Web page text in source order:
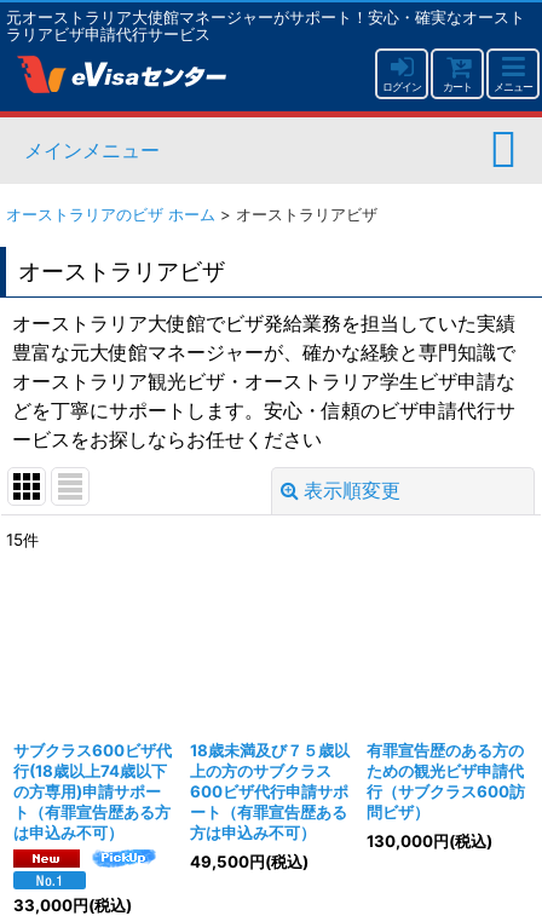
元オーストラリア大使館マネージャーがサポート！安心・確実なオースト
ラリアビザ申請代行サービス
ログイン カート メニュー
メインメニュー
オーストラリアのビザ ホーム > オーストラリアビザ
オーストラリアビザ
オーストラリア大使館でビザ発給業務を担当していた実績
豊富な元大使館マネージャーが、確かな経験と専門知識で
オーストラリア観光ビザ・オーストラリア学生ビザ申請な
どを丁寧にサポートします。安心・信頼のビザ申請代行サ
ービスをお探しならお任せください
表示順変更
15件
サブクラス600ビザ代
行(18歳以上74歳以下
の方専用)申請サポー
ト（有罪宣告歴ある方
は申込み不可）
33,000円(税込)
18歳未満及び７５歳以
上の方のサブクラス
600ビザ代行申請サポ
ート（有罪宣告歴ある
方は申込み不可）
49,500円(税込)
有罪宣告歴のある方の
ための観光ビザ申請代
行（サブクラス600訪
問ビザ）
130,000円(税込)